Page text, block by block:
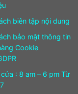
biên tập nội dung
bảo mật thông tin
Cookie
: 8 am – 6 pm Từ